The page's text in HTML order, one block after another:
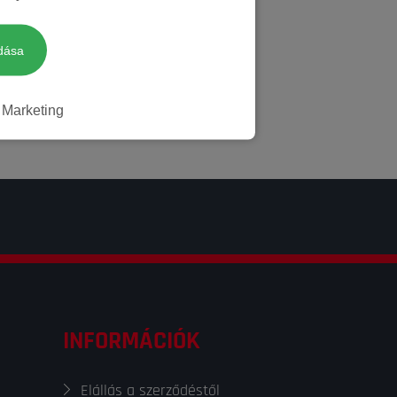
Marketing
INFORMÁCIÓK
Elállás a szerződéstől